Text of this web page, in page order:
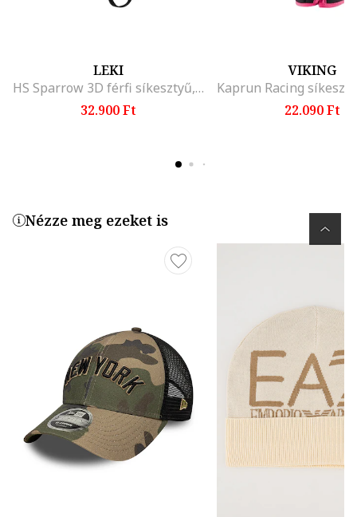
LEKI
HS Sparrow 3D férfi síkesztyű, fekete-grafit
32.900 Ft
VIKING
22.090 Ft
Nézze meg ezeket is